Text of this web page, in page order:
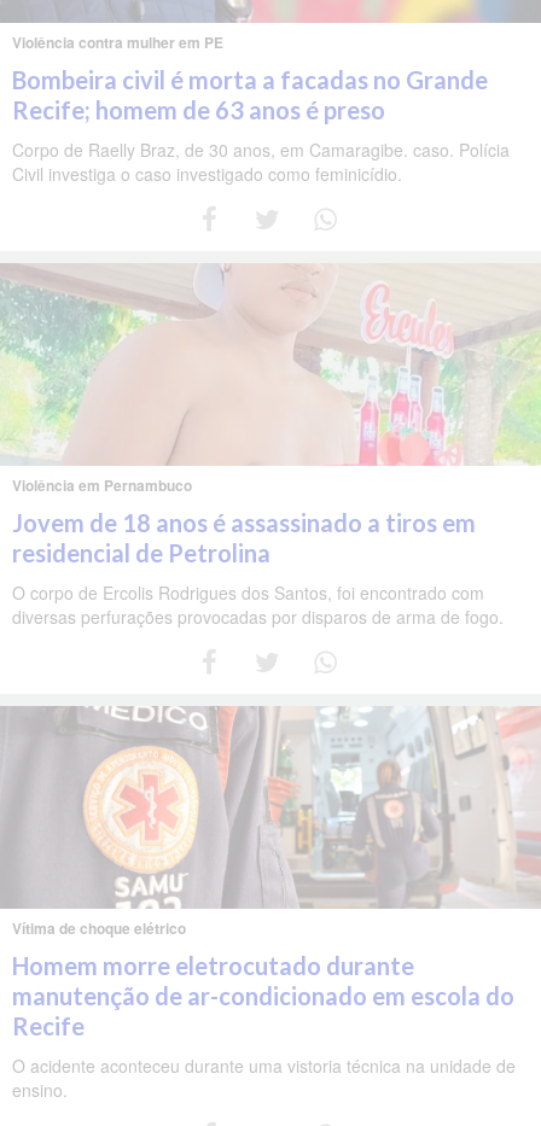
Violência contra mulher em PE
Bombeira civil é morta a facadas no Grande
Recife; homem de 63 anos é preso
Corpo de Raelly Braz, de 30 anos, em Camaragibe. caso. Polícia
Civil investiga o caso investigado como feminicídio.
Violência em Pernambuco
Jovem de 18 anos é assassinado a tiros em
residencial de Petrolina
O corpo de Ercolis Rodrigues dos Santos, foi encontrado com
diversas perfurações provocadas por disparos de arma de fogo.
Vítima de choque elétrico
Homem morre eletrocutado durante
manutenção de ar-condicionado em escola do
Recife
O acidente aconteceu durante uma vistoria técnica na unidade de
ensino.